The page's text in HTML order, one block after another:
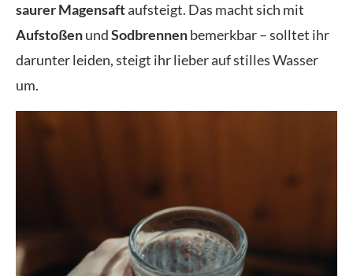
saurer Magensaftaufsteigt. Das macht sich mit
AufstoßenundSodbrennenbemerkbar – solltet ihr
darunter leiden, steigt ihr lieber auf stilles Wasser
um.